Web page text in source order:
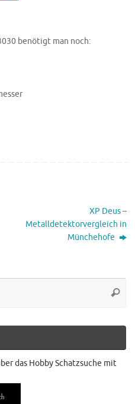
benötigt man noch:
XP Deus –
Metalldetektorvergleich in
Münchehofe
das Hobby Schatzsuche mit